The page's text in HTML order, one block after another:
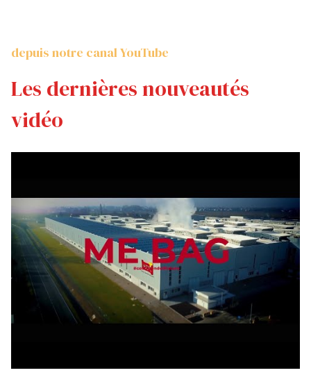
depuis notre canal YouTube
Les dernières nouveautés
vidéo